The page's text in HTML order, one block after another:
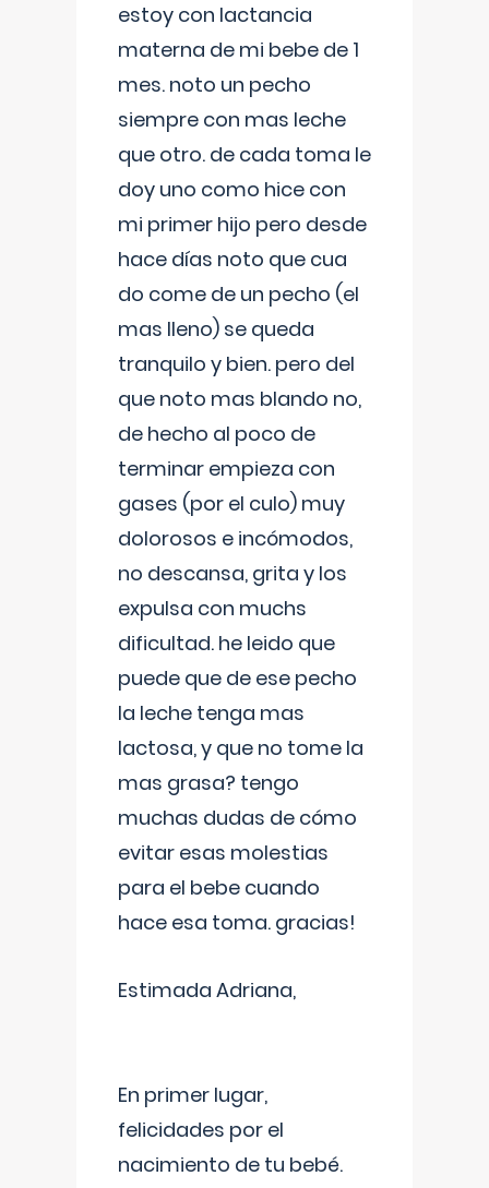
estoy con lactancia
materna de mi bebe de 1
mes. noto un pecho
siempre con mas leche
que otro. de cada toma le
doy uno como hice con
mi primer hijo pero desde
hace días noto que cua
do come de un pecho (el
mas lleno) se queda
tranquilo y bien. pero del
que noto mas blando no,
de hecho al poco de
terminar empieza con
gases (por el culo) muy
dolorosos e incómodos,
no descansa, grita y los
expulsa con muchs
dificultad. he leido que
puede que de ese pecho
la leche tenga mas
lactosa, y que no tome la
mas grasa? tengo
muchas dudas de cómo
evitar esas molestias
para el bebe cuando
hace esa toma. gracias!
Estimada Adriana,
En primer lugar,
felicidades por el
nacimiento de tu bebé.